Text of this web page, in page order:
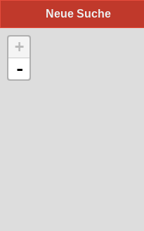
Neue Suche
+
-